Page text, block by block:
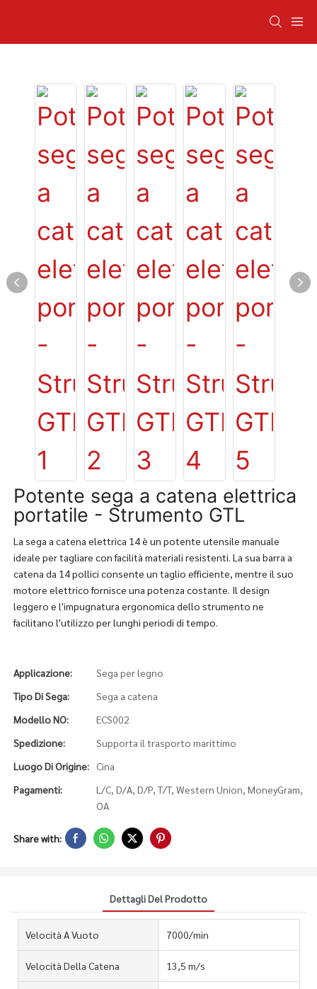
Potente sega a catena elettrica
portatile - Strumento GTL
La sega a catena elettrica 14 è un potente utensile manuale
ideale per tagliare con facilità materiali resistenti. La sua barra a
catena da 14 pollici consente un taglio efficiente, mentre il suo
motore elettrico fornisce una potenza costante. Il design
leggero e l'impugnatura ergonomica dello strumento ne
facilitano l'utilizzo per lunghi periodi di tempo.
Applicazione:
Sega per legno
Tipo Di Sega:
Sega a catena
Modello NO:
ECS002
Spedizione:
Supporta il trasporto marittimo
Luogo Di Origine:
Cina
Pagamenti:
L/C, D/A, D/P, T/T, Western Union, MoneyGram,
OA
Share with:
Dettagli Del Prodotto
Velocità A Vuoto 7000/min
Velocità Della Catena 13,5 m/s